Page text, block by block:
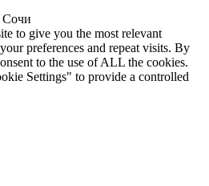
Сочи
to give you the most relevant
preferences and repeat visits. By
to the use of ALL the cookies.
Settings" to provide a controlled